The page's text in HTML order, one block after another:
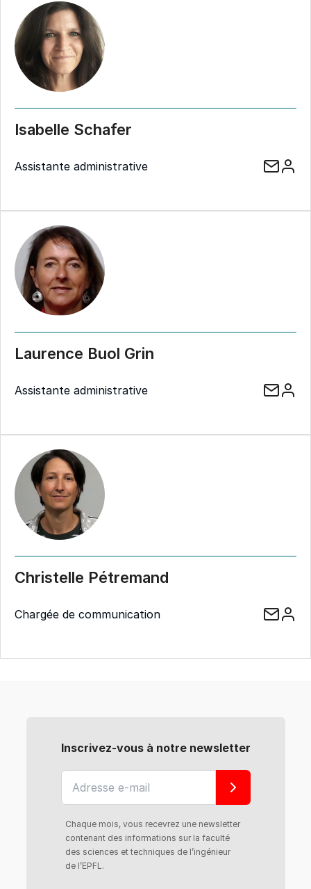
Isabelle Schafer
Assistante administrative
Laurence Buol Grin
Assistante administrative
Christelle Pétremand
Chargée de communication
Inscrivez-vous à notre newsletter
Chaque mois, vous recevrez une newsletter
contenant des informations sur la faculté
des sciences et techniques de l’ingénieur
de l’EPFL.